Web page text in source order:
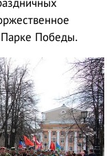
Победы.